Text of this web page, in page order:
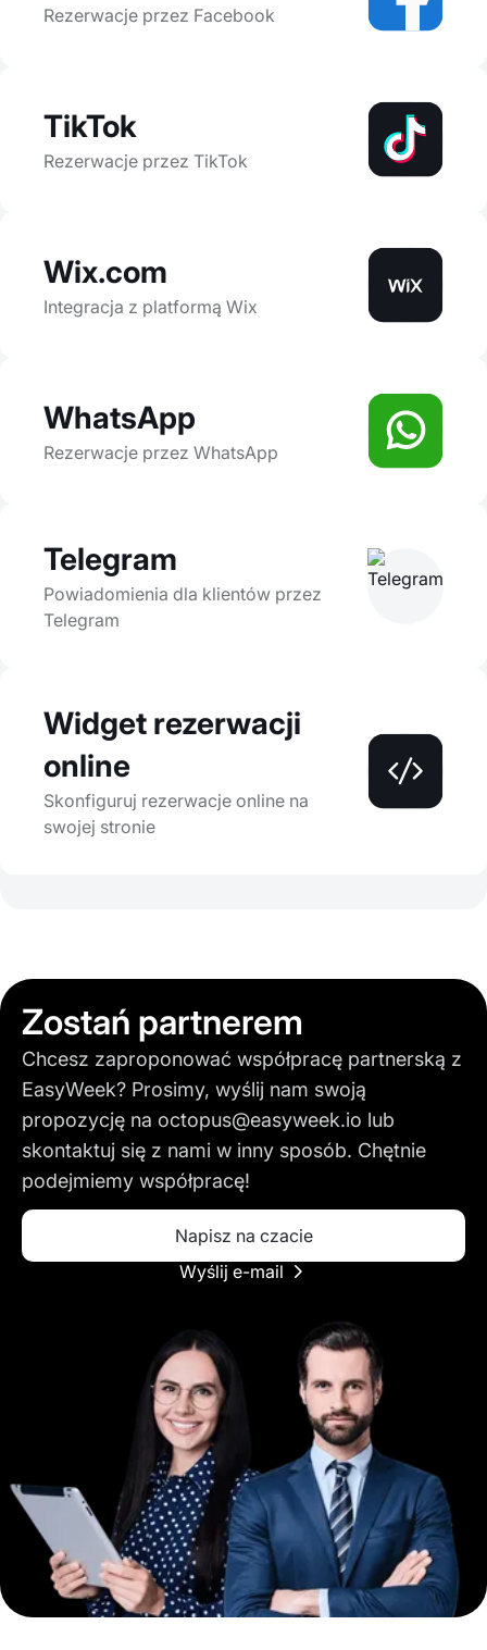
Rezerwacje przez Facebook
TikTok
Rezerwacje przez TikTok
Wix.com
Integracja z platformą Wix
WhatsApp
Rezerwacje przez WhatsApp
Telegram
Powiadomienia dla klientów przez
Telegram
Widget rezerwacji
online
Skonfiguruj rezerwacje online na
swojej stronie
Zostań partnerem
Chcesz zaproponować współpracę partnerską z
EasyWeek? Prosimy, wyślij nam swoją
propozycję na octopus@easyweek.io lub
skontaktuj się z nami w inny sposób. Chętnie
podejmiemy współpracę!
Napisz na czacie
Wyślij e-mail